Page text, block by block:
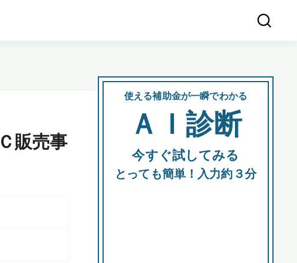
販売事
使える補助金が一瞬でわかる
ＡＩ診断
今すぐ試してみる
とっても簡単！入力約３分